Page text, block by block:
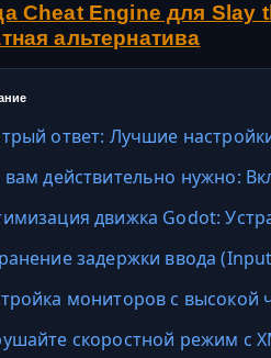
Cheat Engine для Slay
альтернатива
ответ: Лучшие
вам действительно нужно:
движка Godot:
задержки ввода
мониторов с высокой
скоростной режим с